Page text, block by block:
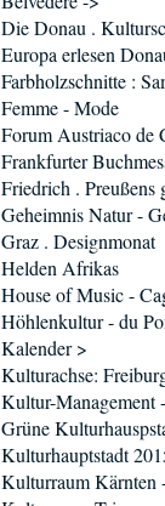
Die Donau .
Europa erlesen
Farbholzschnitte :
Femme - Mode
Forum Austriaco de
Frankfurter
Friedrich . Preußens
Geheimnis Natur -
Graz . Designmonat
Helden Afrikas
House of Music -
Höhlenkultur - du
Kalender >
Kulturachse:
Kultur-Management
Grüne
Kulturhauptstadt
Kulturraum Kärnten